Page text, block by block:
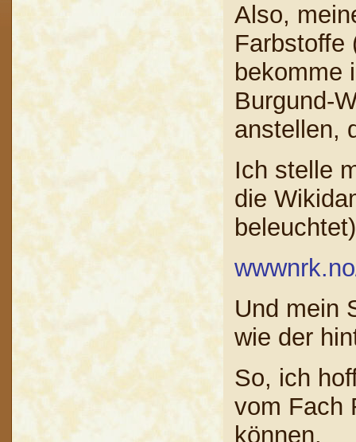
Also,
Farbstoffe
bekomme
Burgund-
anstellen,
Ich stelle
die
Und mein
wie der
So, ich
vom Fach
können.